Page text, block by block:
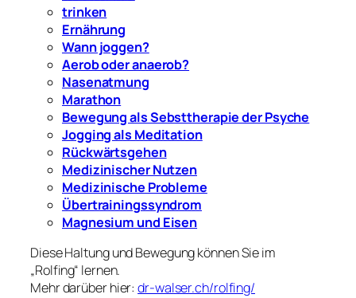
trinken
Ernährung
Wann joggen?
Aerob oder anaerob?
Nasenatmung
Marathon
Bewegung als Sebsttherapie der Psyche
Jogging als Meditation
Rückwärtsgehen
Medizinischer Nutzen
Medizinische Probleme
Übertrainingssyndrom
Magnesium und Eisen
Diese Haltung und Bewegung können Sie im
„Rolfing“ lernen.
Mehr darüber hier:dr-walser.ch/rolfing/